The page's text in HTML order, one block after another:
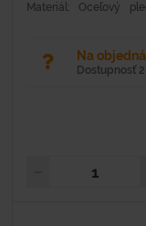
Materiál: Oceľový
žiarovo zinkovaná...
Na
Dostupnosť